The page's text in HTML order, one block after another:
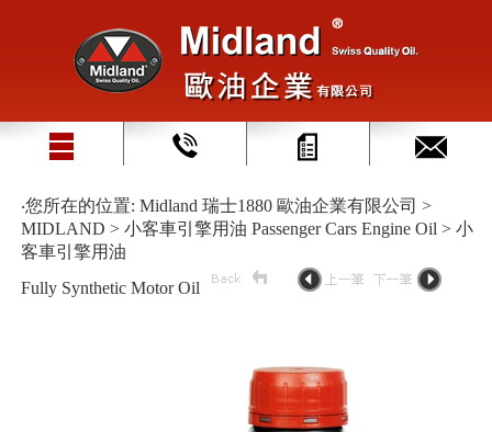
‧您所在的位置: Midland 瑞士1880 歐油企業有限公司 >
MIDLAND > 小客車引擎用油 Passenger Cars Engine Oil > 小
客車引擎用油
Fully Synthetic Motor Oil